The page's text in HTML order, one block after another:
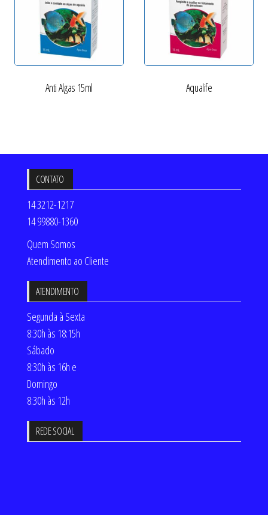
Anti Algas 15ml Aqualife
CONTATO
14 3212-1217
14 99880-1360
Quem Somos
Atendimento ao Cliente
ATENDIMENTO
Segunda à Sexta
8:30h às 18:15h
Sábado
8:30h às 16h e
Domingo
8:30h às 12h
REDE SOCIAL